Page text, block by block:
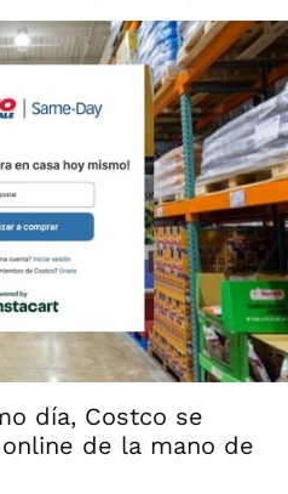
día, Costco se
de la mano de